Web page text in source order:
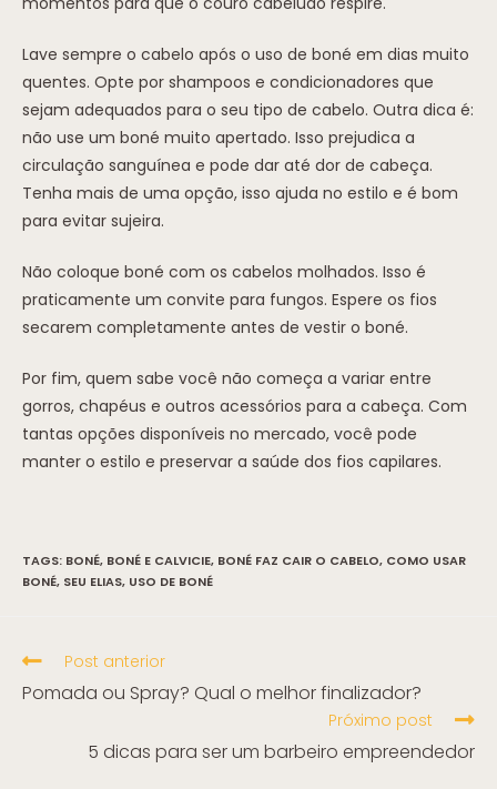
Lave sempre o cabelo após o uso de boné em dias muito
quentes. Opte por shampoos e condicionadores que
sejam adequados para o seu tipo de cabelo. Outra dica é:
não use um boné muito apertado. Isso prejudica a
circulação sanguínea e pode dar até dor de cabeça.
Tenha mais de uma opção, isso ajuda no estilo e é bom
para evitar sujeira.
Não coloque boné com os cabelos molhados. Isso é
praticamente um convite para fungos. Espere os fios
secarem completamente antes de vestir o boné.
Por fim, quem sabe você não começa a variar entre
gorros, chapéus e outros acessórios para a cabeça. Com
tantas opções disponíveis no mercado, você pode
manter o estilo e preservar a saúde dos fios capilares.
TAGS: BONÉ, BONÉ E CALVICIE, BONÉ FAZ CAIR O CABELO, COMO USAR
BONÉ, SEU ELIAS, USO DE BONÉ
Post anterior
Pomada ou Spray? Qual o melhor finalizador?
Próximo post
5 dicas para ser um barbeiro empreendedor